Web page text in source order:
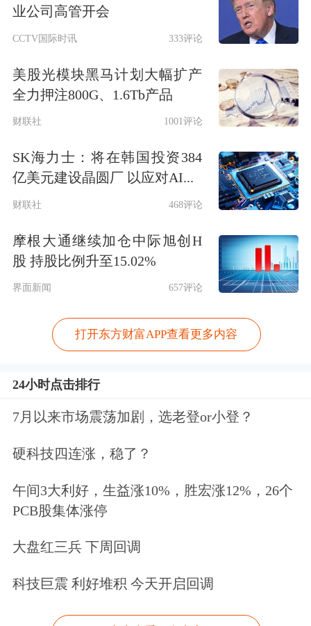
业公司高管开会
CCTV国际时讯 333评论
美股光模块黑马计划大幅扩产
全力押注800G、1.6Tb产品
财联社 1001评论
SK海力士：将在韩国投资384
亿美元建设晶圆厂 以应对AI...
财联社 468评论
摩根大通继续加仓中际旭创H
股 持股比例升至15.02%
界面新闻 657评论
打开东方财富APP查看更多内容
24小时点击排行
7月以来市场震荡加剧，选老登or小登？
硬科技四连涨，稳了？
午间3大利好，生益涨10%，胜宏涨12%，26个
PCB股集体涨停
大盘红三兵 下周回调
科技巨震 利好堆积 今天开启回调